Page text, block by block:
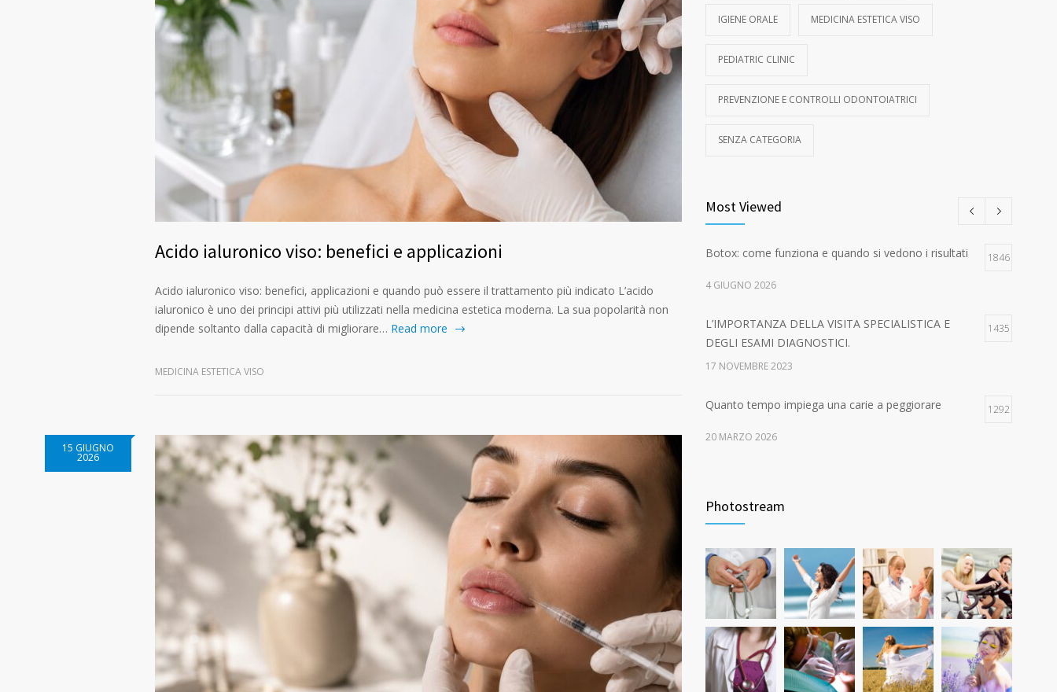
Acido ialuronico viso: benefici e applicazioni
Acido ialuronico viso: benefici, applicazioni e quando può essere il trattamento più indicato L’acido
ialuronico è uno dei principi attivi più utilizzati nella medicina estetica moderna. La sua popolarità non
dipende soltanto dalla capacità di migliorare… Read more
MEDICINA ESTETICA VISO
15 GIUGNO
2026
IGIENE ORALE MEDICINA ESTETICA VISO
PEDIATRIC CLINIC
PREVENZIONE E CONTROLLI ODONTOIATRICI
SENZA CATEGORIA
Most Viewed
Botox: come funziona e quando si vedono i risultati 1846
4 GIUGNO 2026
L’IMPORTANZA DELLA VISITA SPECIALISTICA E
DEGLI ESAMI DIAGNOSTICI.
1435
17 NOVEMBRE 2023
Quanto tempo impiega una carie a peggiorare 1292
20 MARZO 2026
Quanto dura l’effetto del botox? 533
7 GIUGNO 2026
Photostream